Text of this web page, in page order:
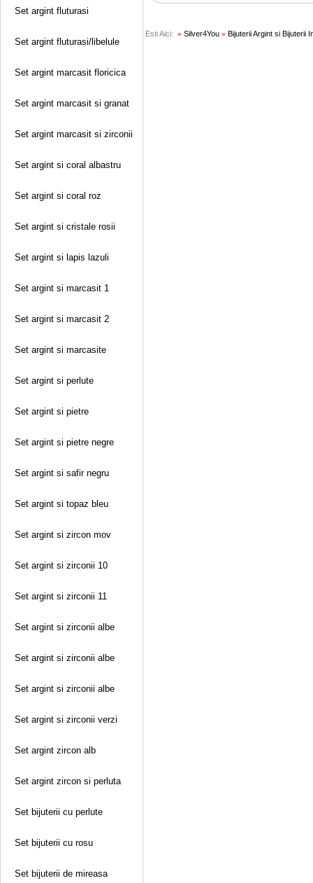
Set argint fluturasi
Set argint fluturasi/libelule
Set argint marcasit floricica
Set argint marcasit si granat
Set argint marcasit si zirconii
Set argint si coral albastru
Set argint si coral roz
Set argint si cristale rosii
Set argint si lapis lazuli
Set argint si marcasit 1
Set argint si marcasit 2
Set argint si marcasite
Set argint si perlute
Set argint si pietre
Set argint si pietre negre
Set argint si safir negru
Set argint si topaz bleu
Set argint si zircon mov
Set argint si zirconii 10
Set argint si zirconii 11
Set argint si zirconii albe
Set argint si zirconii albe
Set argint si zirconii albe
Set argint si zirconii verzi
Set argint zircon alb
Set argint zircon si perluta
Set bijuterii cu perlute
Set bijuterii cu rosu
Set bijuterii de mireasa
Esti Aici: » Silver4You » Bijuterii Argint si Bijuterii